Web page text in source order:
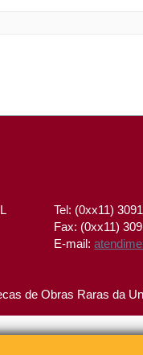
Tel: (0xx11)
Fax: (0xx11)
E-mail:
de Obras Raras da